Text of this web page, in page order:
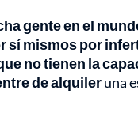
gente en el
sí mismos por
no tienen la
de alquileruna